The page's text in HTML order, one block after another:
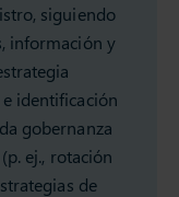
siguiendo
información y
identificación
gobernanza
ej., rotación
de